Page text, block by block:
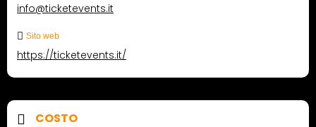
info@ticketevents.it
Sito web
https://ticketevents.it/
COSTO